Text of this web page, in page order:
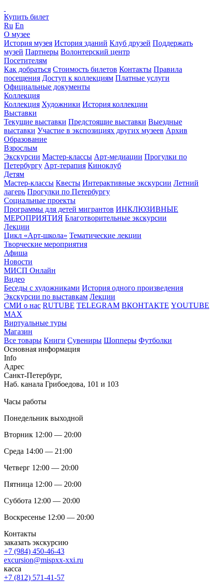
Купить билет
Ru En
О музее
История музея История зданий Клуб друзей Поддержать
музей Партнеры Волонтерский центр
Посетителям
Как добраться Стоимость билетов Контакты Правила
посещения Доступ к коллекциям Платные услуги
Официальные документы
Коллекция
Коллекция Художники История коллекции
Выставки
Текущие выставки Предстоящие выставки Выездные
выставки Участие в экспозициях других музеев Архив
Образование
Взрослым
Экскурсии Мастер-классы Арт-медиации Прогулки по
Петербургу Арт-терапия Киноклуб
Детям
Мастер-классы Квесты Интерактивные экскурсии Летний
лагерь Прогулки по Петербургу
Социальные проекты
Программы для детей мигрантов ИНКЛЮЗИВНЫЕ
МЕРОПРИЯТИЯ Благотворительные экскурсии
Лекции
Цикл «Арт-школа» Тематические лекции
Творческие мероприятия
Афиша
Новости
МИСП Онлайн
Видео
Беседы с художниками История одного произведения
Экскурсии по выставкам Лекции
СМИ о нас RUTUBE TELEGRAM ВКОНТАКТЕ YOUTUBE
MAX
Виртуальные туры
Магазин
Все товары Книги Сувениры Шопперы Футболки
Основная информация
Info
Адрес
Санкт-Петербург,
Наб. канала Грибоедова, 101 и 103
Часы работы
Понедельник выходной
Вторник 12:00 — 20:00
Среда 14:00 — 21:00
Четверг 12:00 — 20:00
Пятница 12:00 — 20:00
Суббота 12:00 — 20:00
Воскресенье 12:00 — 20:00
Контакты
заказать экскурсию
+7 (984) 450-46-43
excursion@mispxx-xxi.ru
касса
+7 (812) 571-41-57